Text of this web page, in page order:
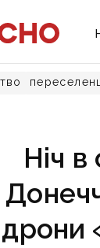
Ніч
дрони